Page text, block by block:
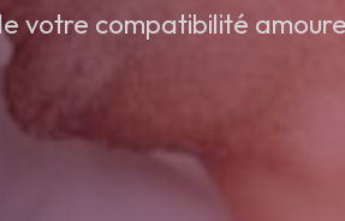
votre compatibilité